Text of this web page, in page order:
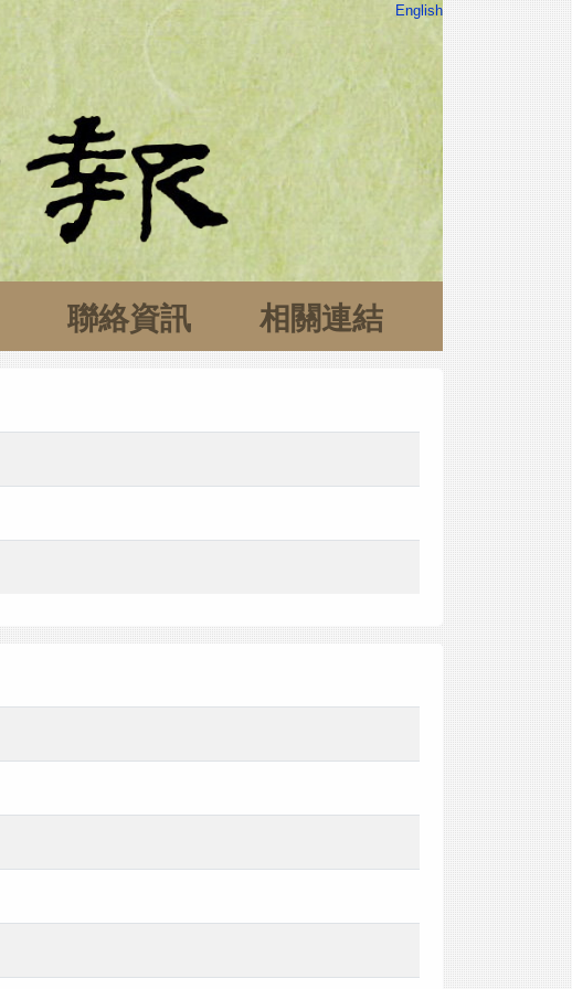
English
聯絡資訊 相關連結